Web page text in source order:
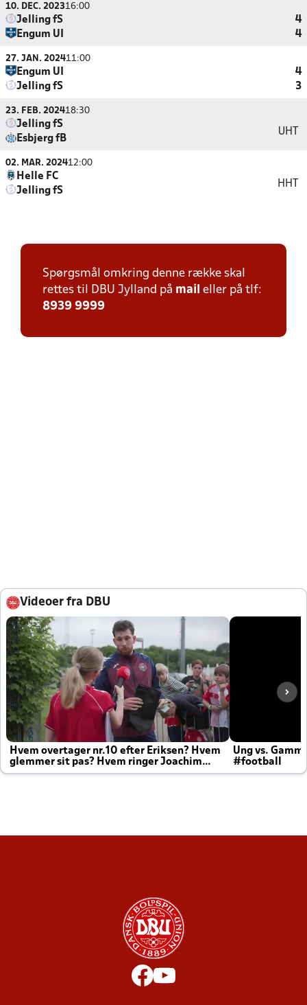
10. DEC. 202316:00
Jelling fS
4
Engum UI
4
27. JAN. 202411:00
Engum UI
4
Jelling fS
3
23. FEB. 202418:30
Jelling fS
Esbjerg fB
UHT
02. MAR. 202412:00
Helle FC
Jelling fS
HHT
Spørgsmål omkring denne række skal
rettes til DBU Jylland på mail eller på tlf:
8939 9999
Videoer fra DBU
Hvem overtager nr.10 efter Eriksen? Hvem
glemmer sit pas? Hvem ringer Joachim
altid til efter kampe?
Ung vs.
#football